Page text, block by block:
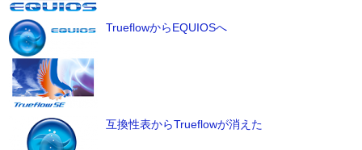
TrueflowからEQUIOSへ
互換性表からTrueflowが消えた